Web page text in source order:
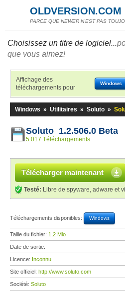
OLDVERSION.COM
PARCE QUE NEWER N'EST PAS
Choisissez un titre de logiciel...
que vous aimez!
Affichage des
téléchargements pour
Windows
Windows » Utilitaires » Soluto »
Soluto 1.2.506.0 Beta
5 017 Téléchargements
Télécharger maintenant
Testé: Libre de spyware, adware et
Téléchargements disponibles: Windows
Taille du fichier: 1,2 Mio
Date de sortie:
Licence: Inconnu
Site officiel: http://www.soluto.com
Société: Soluto